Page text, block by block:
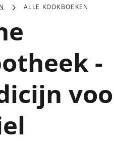
ALLE KOOKBOEKEN
-